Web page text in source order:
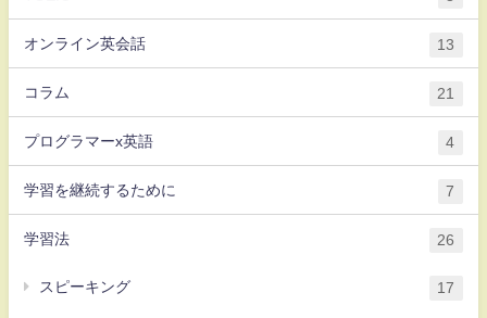
オンライン英会話 13
コラム 21
プログラマーx英語 4
学習を継続するために 7
学習法 26
スピーキング 17